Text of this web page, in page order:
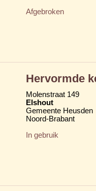
Afgebroken
Hervormde
Molenstraat 149
Elshout
Gemeente Heusden
Noord-Brabant
In gebruik